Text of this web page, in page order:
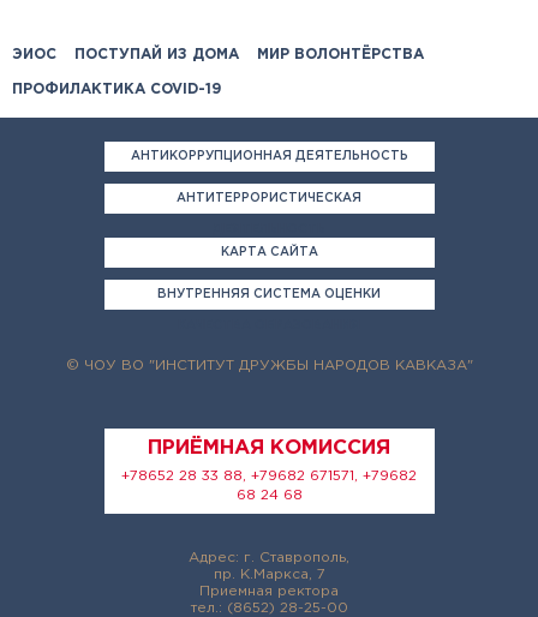
ЭИОС ПОСТУПАЙ ИЗ ДОМА МИР ВОЛОНТЁРСТВА
ПРОФИЛАКТИКА COVID-19
АНТИКОРРУПЦИОННАЯ ДЕЯТЕЛЬНОСТЬ
АНТИТЕРРОРИСТИЧЕСКАЯ
КАРТА САЙТА
ВНУТРЕННЯЯ СИСТЕМА ОЦЕНКИ
© ЧОУ ВО "ИНСТИТУТ ДРУЖБЫ НАРОДОВ КАВКАЗА"
ПРИЁМНАЯ КОМИССИЯ
+78652 28 33 88, +79682 671571, +79682
68 24 68
Адрес: г. Ставрополь,
пр. К.Маркса, 7
Приемная ректора
тел.: (8652) 28-25-00